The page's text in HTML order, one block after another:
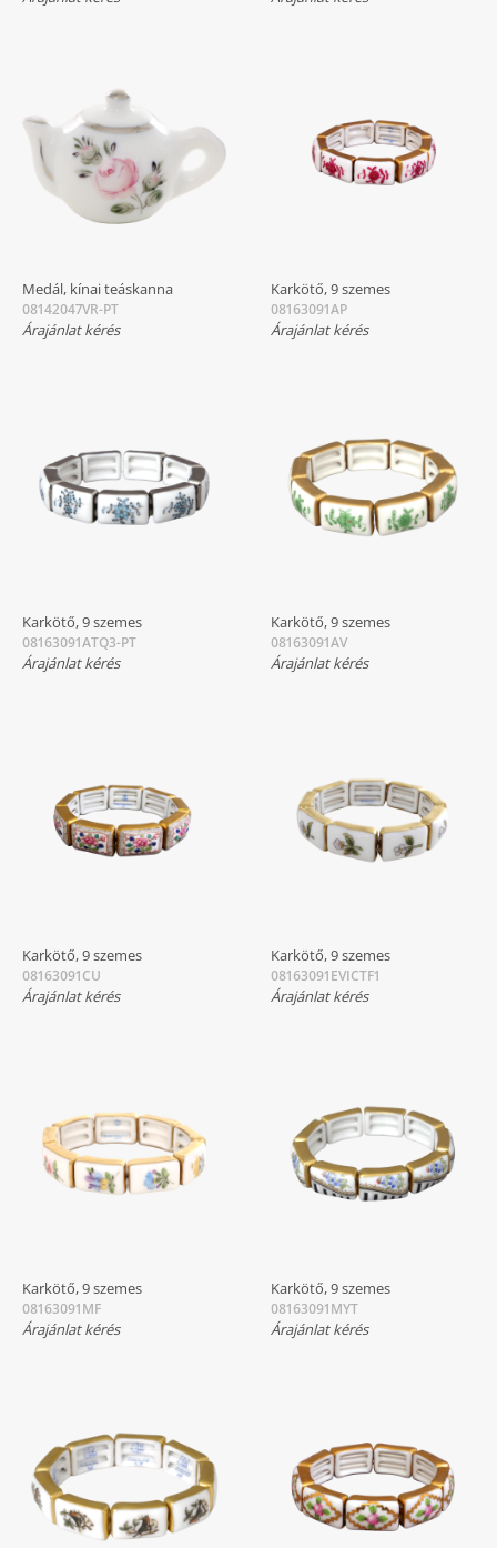
Medál, kínai teáskanna
08142047VR-PT
Árajánlat kérés
Karkötő, 9 szemes
08163091AP
Árajánlat kérés
Karkötő, 9 szemes
08163091ATQ3-PT
Árajánlat kérés
Karkötő, 9 szemes
08163091AV
Árajánlat kérés
Karkötő, 9 szemes
08163091CU
Árajánlat kérés
Karkötő, 9 szemes
08163091EVICTF1
Árajánlat kérés
Karkötő, 9 szemes
08163091MF
Árajánlat kérés
Karkötő, 9 szemes
08163091MYT
Árajánlat kérés